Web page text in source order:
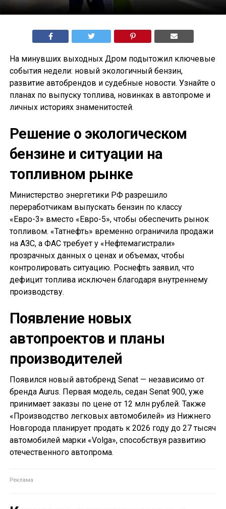
На минувших выходных Дром подытожил ключевые
события недели: новый экологичный бензин,
развитие автобрендов и судебные новости. Узнайте о
планах по выпуску топлива, новинках в автопроме и
личных историях знаменитостей.
Решение о экологическом
бензине и ситуации на
топливном рынке
Министерство энергетики РФ разрешило
переработчикам выпускать бензин по классу
«Евро-3» вместо «Евро-5», чтобы обеспечить рынок
топливом. «Татнефть» временно ограничила продажи
на АЗС, а ФАС требует у «Нефтемагистрали»
прозрачных данных о ценах и объемах, чтобы
контролировать ситуацию. Роснефть заявил, что
дефицит топлива исключен благодаря внутреннему
производству.
Появление новых
автопроектов и планы
производителей
Появился новый автобренд Senat — независимо от
бренда Aurus. Первая модель, седан Senat 900, уже
принимает заказы по цене от 12 млн рублей. Также
«Производство легковых автомобилей» из Нижнего
Новгорода планирует продать к 2026 году до 27 тысяч
автомобилей марки «Volga», способствуя развитию
отечественного автопрома.